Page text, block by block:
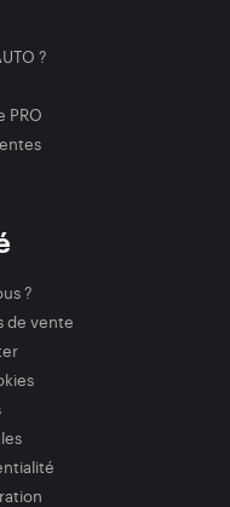
?
PRO
?
de vente